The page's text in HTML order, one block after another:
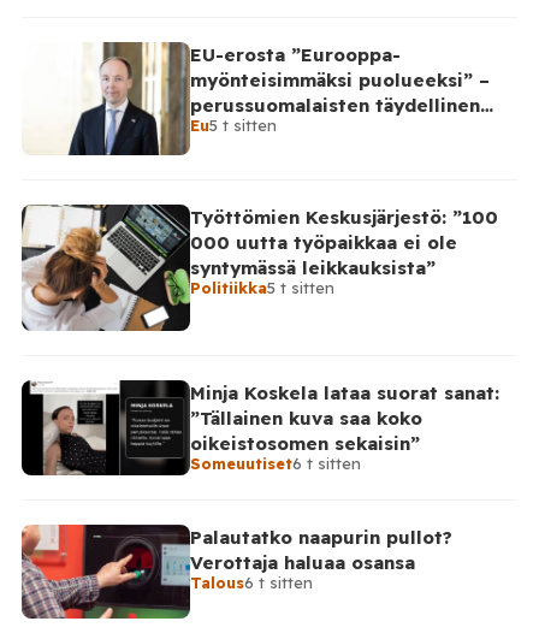
EU-erosta ”Eurooppa-
myönteisimmäksi puolueeksi” –
perussuomalaisten täydellinen
takinkääntö
Eu5 t sitten
Työttömien Keskusjärjestö: ”100
000 uutta työpaikkaa ei ole
syntymässä leikkauksista”
Politiikka5 t sitten
Minja Koskela lataa suorat sanat:
”Tällainen kuva saa koko
oikeistosomen sekaisin”
Someuutiset6 t sitten
Palautatko naapurin pullot?
Verottaja haluaa osansa
Talous6 t sitten